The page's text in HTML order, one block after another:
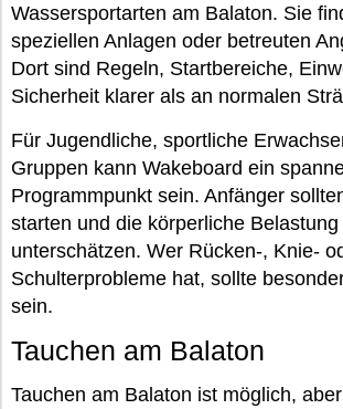
Wassersportarten am Balaton. Sie
speziellen Anlagen oder betreuten
Dort sind Regeln, Startbereiche,
Sicherheit klarer als an normalen
Für Jugendliche, sportliche
Gruppen kann Wakeboard ein
Programmpunkt sein. Anfänger
starten und die körperliche
unterschätzen. Wer Rücken-, Knie-
Schulterprobleme hat, sollte
sein.
Tauchen am Balaton
Tauchen am Balaton ist möglich,